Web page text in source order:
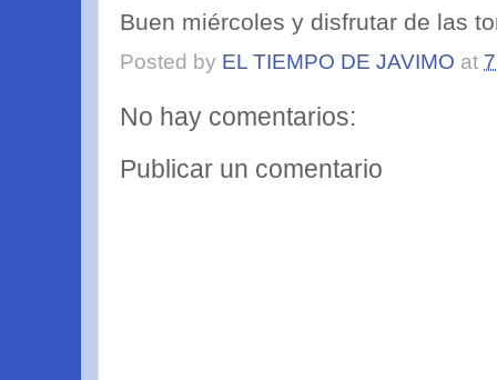
Buen miércoles y disfrutar de las
Posted by EL TIEMPO DE JAVIMO at
No hay comentarios:
Publicar un comentario